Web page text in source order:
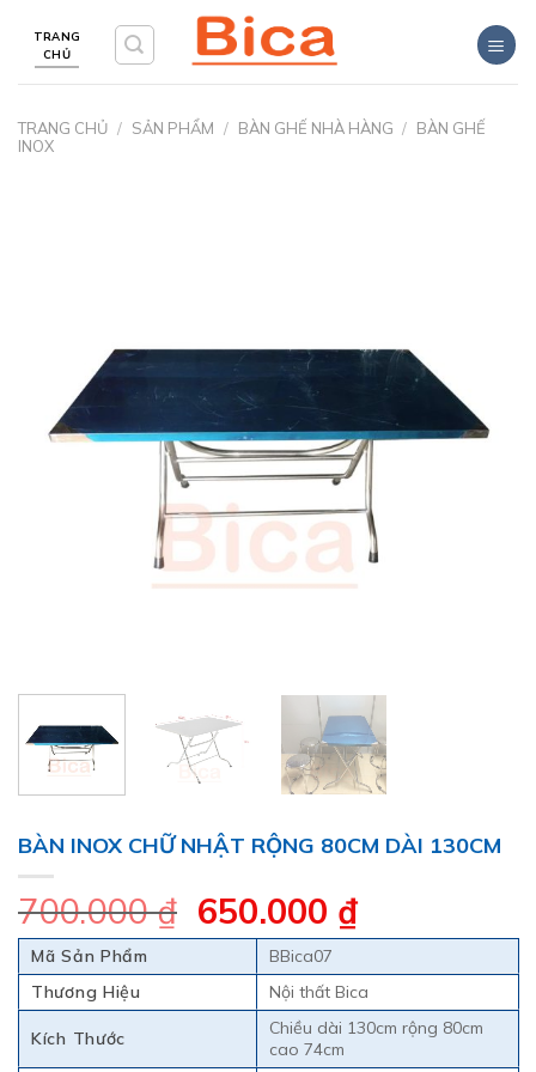
content
TRANG
CHỦ
TRANG CHỦ / SẢN PHẨM / BÀN GHẾ NHÀ HÀNG / BÀN GHẾ
INOX
BÀN INOX CHỮ NHẬT RỘNG 80CM DÀI 130CM
700.000₫ Giá
gốc
là:
700.000 ₫.
650.000 ₫Giá
hiện
tại
là:
650.000 ₫.
Mã Sản Phẩm
BBica07
Thương Hiệu
Nội thất Bica
Kích Thước
Chiều dài 130cm rộng 80cm
cao 74cm